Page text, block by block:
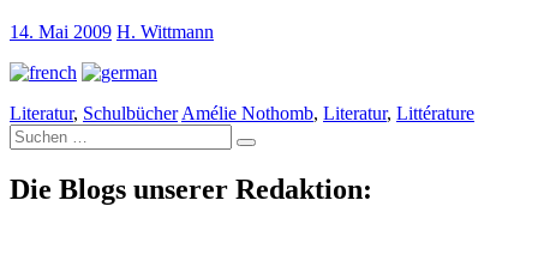
14. Mai 2009 H. Wittmann
Literatur, SchulbücherAmélie Nothomb, Literatur, Littérature
Suche
nach:
Die Blogs unserer Redaktion: